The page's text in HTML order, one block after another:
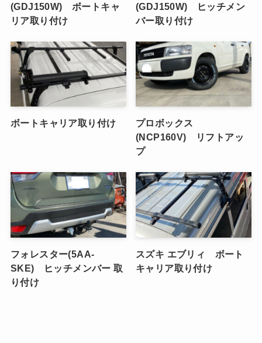
(GDJ150W) ボートキャ
リア取り付け
(GDJ150W) ヒッチメン
バー取り付け
ボートキャリア取り付け
プロボックス
(NCP160V) リフトアッ
プ
フォレスター(5AA-
SKE) ヒッチメンバー 取
り付け
スズキ エブリィ ボート
キャリア取り付け